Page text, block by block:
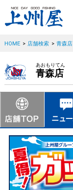
HOME > 店舗検索 > 青森店
あおもりてん
青森店